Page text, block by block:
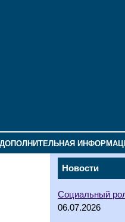
ДОПОЛНИТЕЛЬНАЯ
Новости
Социальный
06.07.2026